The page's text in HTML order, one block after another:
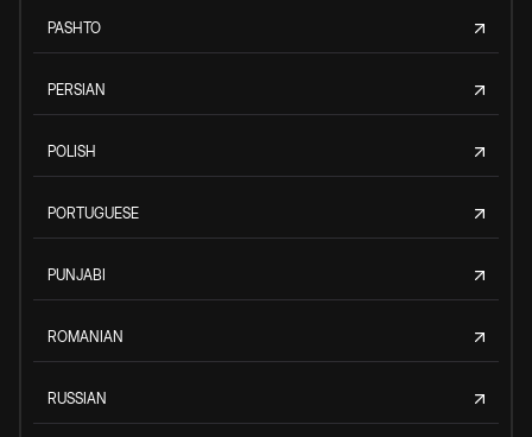
PASHTO
PERSIAN
POLISH
PORTUGUESE
PUNJABI
ROMANIAN
RUSSIAN